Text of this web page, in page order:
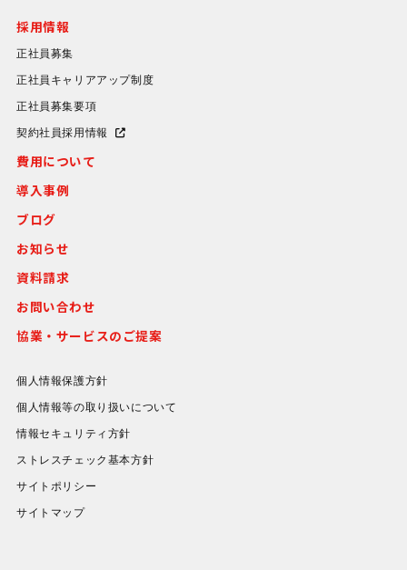
採用情報
正社員募集
正社員キャリアアップ制度
正社員募集要項
契約社員採用情報
費用について
導入事例
ブログ
お知らせ
資料請求
お問い合わせ
協業・サービスのご提案
個人情報保護方針
個人情報等の取り扱いについて
情報セキュリティ方針
ストレスチェック基本方針
サイトポリシー
サイトマップ